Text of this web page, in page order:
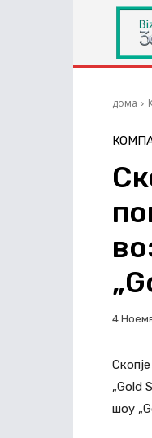
дома
4
„Gold
шоу